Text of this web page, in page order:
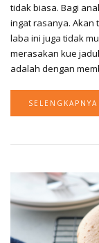
tidak biasa. Bagi
ingat rasanya. Akan
laba ini juga tidak
merasakan kue
adalah dengan
SELENGKAPNYA